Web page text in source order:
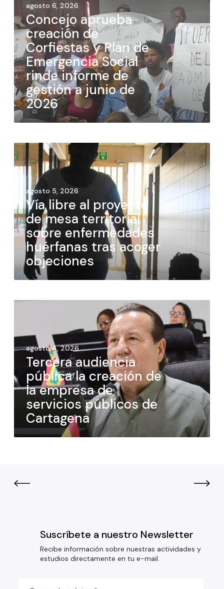
agosto 6, 2026
Concejo aprueba
creación de
Corfiestas y Plan de
Emergencia Social
rinde informe de
gestión a junio de
2026
agosto 5, 2026
Vía libre al proyecto
de mesa territorial
sobre enfermedades
huérfanas tras acoger
objeciones
agosto 4, 2026
Tercera audiencia
pública la creación de
la empresa de
servicios públicos de
Cartagena
Suscríbete a nuestro Newsletter
Recibe información sobre nuestras actividades y
estudios directamente en tu e-mail.